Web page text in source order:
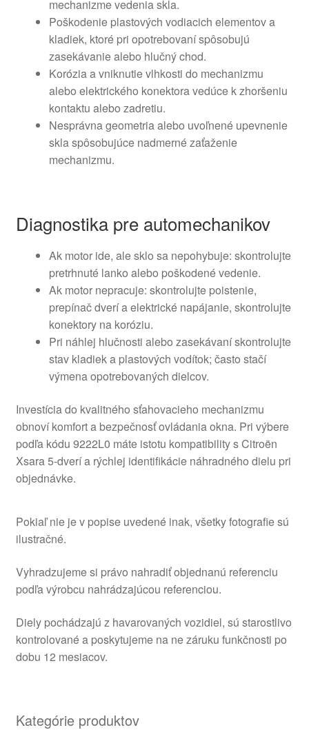
mechanizme vedenia skla.
Poškodenie plastových vodiacich elementov a
kladiek, ktoré pri opotrebovaní spôsobujú
zasekávanie alebo hlučný chod.
Korózia a vniknutie vlhkosti do mechanizmu
alebo elektrického konektora vedúce k zhoršeniu
kontaktu alebo zadretiu.
Nesprávna geometria alebo uvoľnené upevnenie
skla spôsobujúce nadmerné zaťaženie
mechanizmu.
Diagnostika pre automechanikov
Ak motor ide, ale sklo sa nepohybuje: skontrolujte
pretrhnuté lanko alebo poškodené vedenie.
Ak motor nepracuje: skontrolujte poistenie,
prepínač dverí a elektrické napájanie, skontrolujte
konektory na koróziu.
Pri náhlej hlučnosti alebo zasekávaní skontrolujte
stav kladiek a plastových vodítok; často stačí
výmena opotrebovaných dielcov.
Investícia do kvalitného sťahovacieho mechanizmu
obnoví komfort a bezpečnosť ovládania okna. Pri výbere
podľa kódu 9222L0 máte istotu kompatibility s Citroën
Xsara 5-dverí a rýchlej identifikácie náhradného dielu pri
objednávke.
Pokiaľ nie je v popise uvedené inak, všetky fotografie sú
ilustračné.
Vyhradzujeme si právo nahradiť objednanú referenciu
podľa výrobcu nahrádzajúcou referenciou.
Diely pochádzajú z havarovaných vozidiel, sú starostlivo
kontrolované a poskytujeme na ne záruku funkčnosti po
dobu 12 mesiacov.
Kategórie produktov